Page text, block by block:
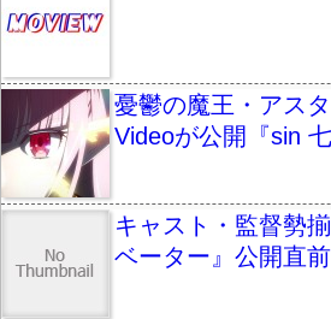
憂鬱の魔王・アス
Videoが公開『sin
キャスト・監督勢
ベーター』公開直